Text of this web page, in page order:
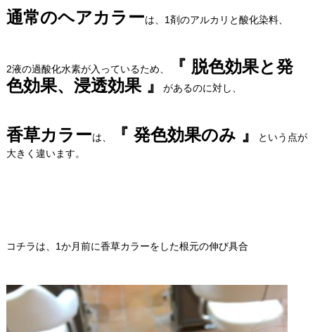
通常のヘアカラーは、1剤のアルカリと酸化染料、
2液の過酸化水素が入っているため、
『 脱色効果と発
色効果、浸透効果 』
があるのに対し、
香草カラーは、 『 発色効果のみ 』
という点が
大きく違います。
コチラは、1か月前に香草カラーをした根元の伸び具合